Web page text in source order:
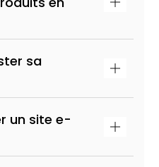
sa
un site e-